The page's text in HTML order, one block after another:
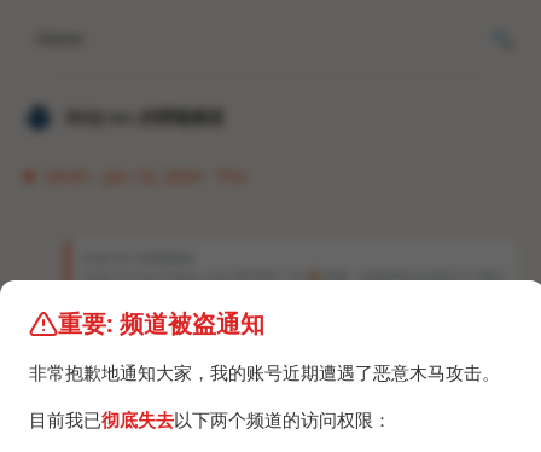
𝐙𝐆𝐐 ɪɴᴄ.的唠嗑频道
https://t.me/cnbeta_com/387983 艹你🐴博通，收购VMware就是为了整这
陈福阳就是下一个考迪克。
重要: 频道被盗通知
非常抱歉地通知大家，我的账号近期遭遇了恶意木马攻击。
目前我已彻底失去以下两个频道的访问权限：